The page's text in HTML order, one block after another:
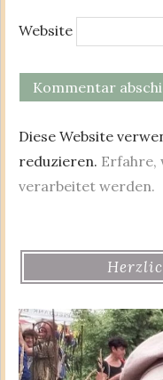
Website
Diese Website
reduzieren. Erfahre,
verarbeitet werden.